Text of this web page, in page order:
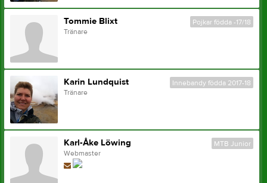
Tommie Blixt
Pojkar födda -17/18
Tränare
Karin Lundquist
Innebandy födda 2017-18
Tränare
Karl-Åke Löwing
MTB Junior
Webmaster